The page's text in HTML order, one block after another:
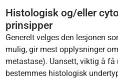
Histologisk og/eller
prinsipper
Generelt velges den lesjonen
mulig, gir mest opplysninger
metastase). Uansett, viktig å
bestemmes histologisk